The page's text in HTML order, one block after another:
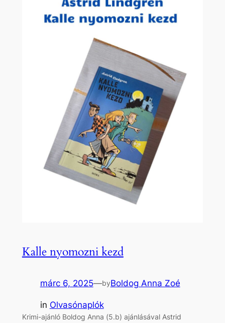
Kalle nyomozni kezd
márc 6, 2025—byBoldog Anna Zoé
in Olvasónaplók
Krimi-ajánló Boldog Anna (5.b) ajánlásával Astrid